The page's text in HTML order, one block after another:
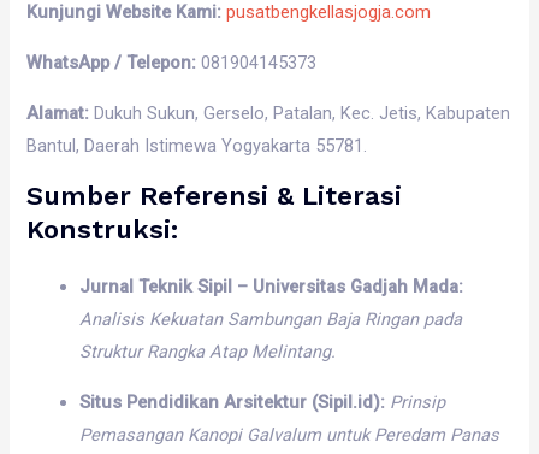
Kunjungi Website Kami: pusatbengkellasjogja.com
WhatsApp / Telepon: 081904145373
Alamat: Dukuh Sukun, Gerselo, Patalan, Kec. Jetis, Kabupaten
Bantul, Daerah Istimewa Yogyakarta 55781.
Sumber Referensi & Literasi
Konstruksi:
Jurnal Teknik Sipil – Universitas Gadjah Mada:
Analisis Kekuatan Sambungan Baja Ringan pada
Struktur Rangka Atap Melintang.
Situs Pendidikan Arsitektur (Sipil.id): Prinsip
Pemasangan Kanopi Galvalum untuk Peredam Panas